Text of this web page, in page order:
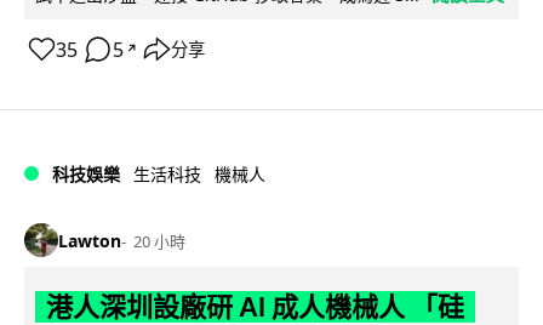
35 5 ↗ 分享
科技娛樂 生活科技 機械人
Lawton 20 小時
港人深圳設廠研 AI 成人機械人 「硅